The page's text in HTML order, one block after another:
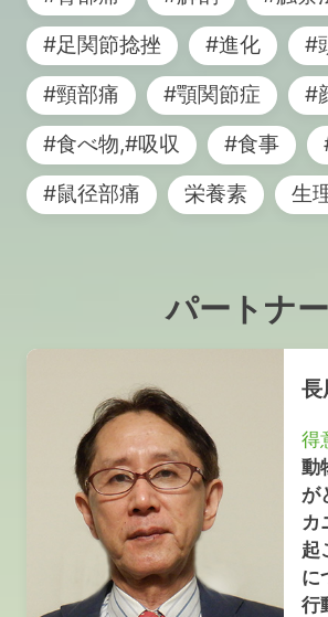
#足関節捻挫
#進化
#
#頸部痛
#顎関節症
#
#食べ物,#吸収
#食事
#鼠径部痛
栄養素 生
パートナー
長
得
動
が
カ
起
に
行